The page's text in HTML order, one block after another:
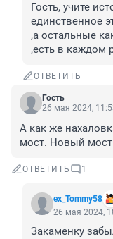
Гость, учите
единственное
,а остальные
,есть в каждом
ОТВЕТИТЬ
Гость
26 мая 2024,
А как же
мост. Новый мост
ОТВЕТИТЬ 1
ex_Tommy58
26 мая 2024,
Закаменку